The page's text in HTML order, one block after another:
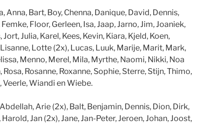
Anna, Bart, Boy, Chenna, Danique, David, Dennis,
Floor, Gerleen, Isa, Jaap, Jarno, Jim, Joaniek,
Julia, Karel, Kees, Kevin, Kiara, Kjeld, Koen,
Lotte (2x), Lucas, Luuk, Marije, Marit, Mark,
Menno, Merel, Mila, Myrthe, Naomi, Nikki, Noa
Rosa, Rosanne, Roxanne, Sophie, Sterre, Stijn, Thimo,
Veerle, Wiandi en Wiebe.
Arie (2x), Balt, Benjamin, Dennis, Dion, Dirk,
Jan (2x), Jane, Jan-Peter, Jeroen, Johan, Joost,